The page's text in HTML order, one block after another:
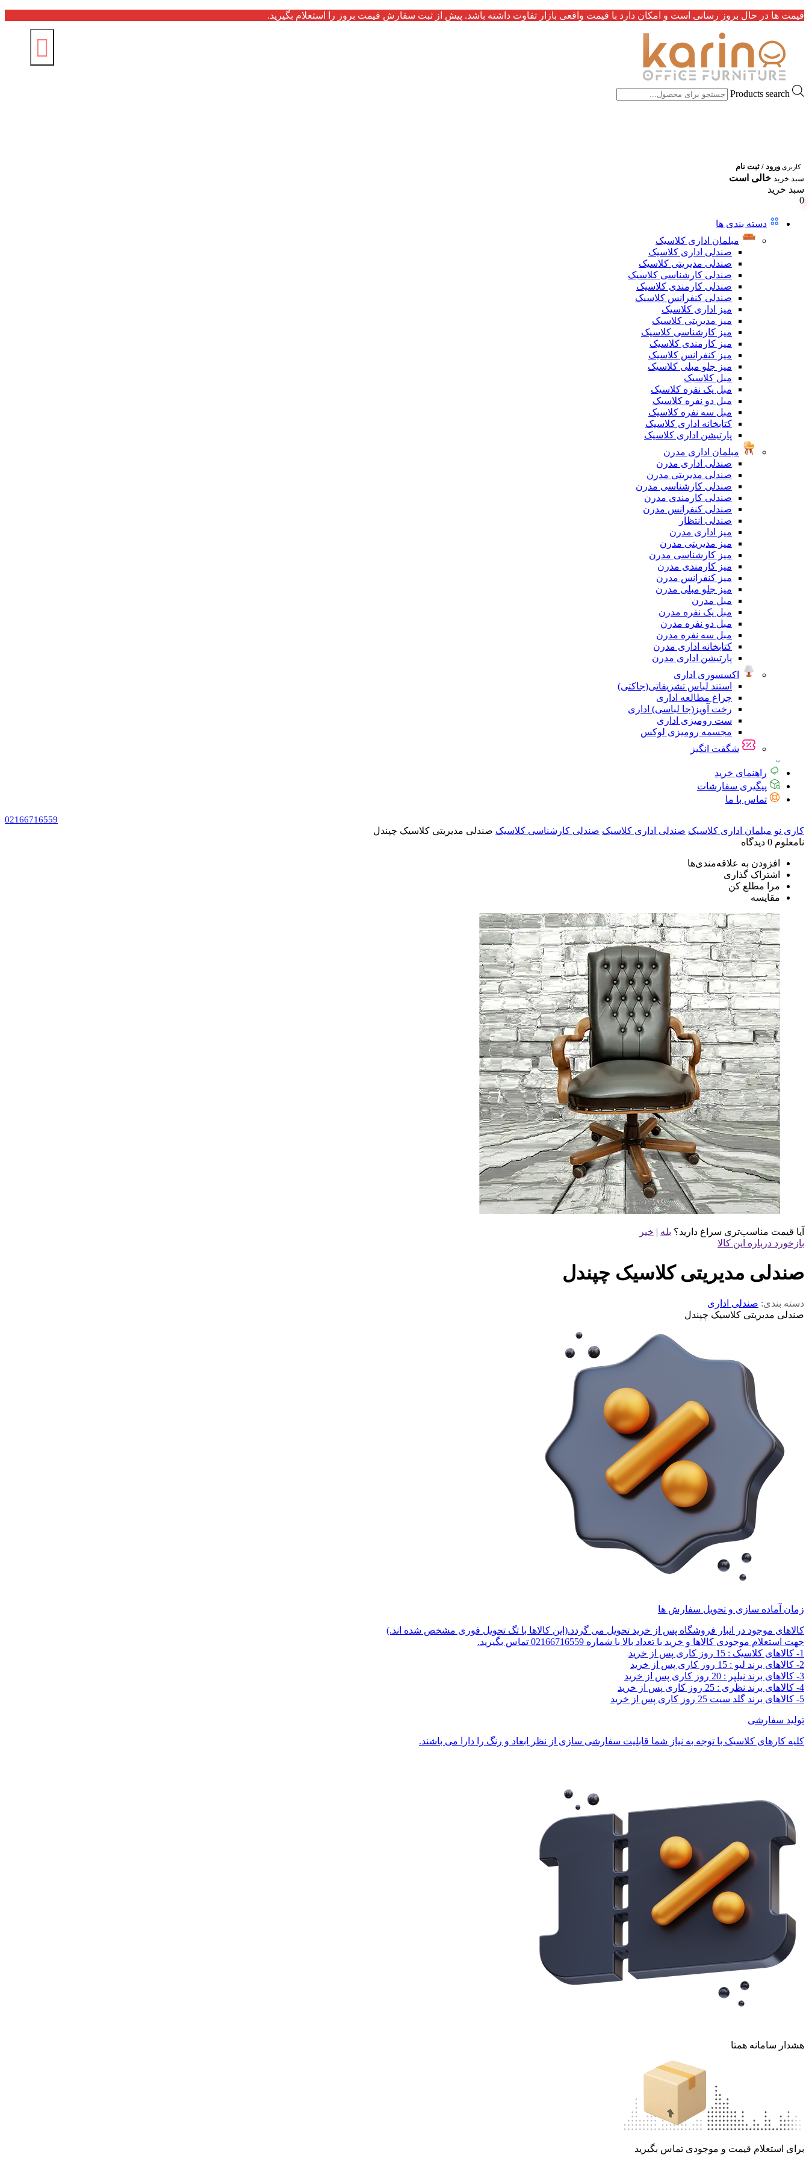
قیمت ها در حال بروز رسانی است و امکان دارد با قیمت واقعی بازار تفاوت داشته باشد. پیش از ثبت سفارش قیمت بروز را استعلام بگیرید.
Products search
کاربری ورود / ثبت نام
سبد خرید خالی است
سبد خرید
0
دسته بندی ها
مبلمان اداری کلاسیک
صندلی اداری کلاسیک
صندلی مدیریتی کلاسیک
صندلی کارشناسی کلاسیک
صندلی کارمندی کلاسیک
صندلی کنفرانس کلاسیک
میز اداری کلاسیک
میز مدیریتی کلاسیک
میز کارشناسی کلاسیک
میز کارمندی کلاسیک
میز کنفرانس کلاسیک
میز جلو مبلی کلاسیک
مبل کلاسیک
مبل یک نفره کلاسیک
مبل دو نفره کلاسیک
مبل سه نفره کلاسیک
کتابخانه اداری کلاسیک
پارتیشن اداری کلاسیک
مبلمان اداری مدرن
صندلی اداری مدرن
صندلی مدیریتی مدرن
صندلی کارشناسی مدرن
صندلی کارمندی مدرن
صندلی کنفرانس مدرن
صندلی انتظار
میز اداری مدرن
میز مدیریتی مدرن
میز کارشناسی مدرن
میز کارمندی مدرن
میز کنفرانس مدرن
میز جلو مبلی مدرن
مبل مدرن
مبل یک نفره مدرن
مبل دو نفره مدرن
مبل سه نفره مدرن
کتابخانه اداری مدرن
پارتیشن اداری مدرن
اکسسوری اداری
استند لباس تشریفاتی(جاکتی)
چراغ مطالعه اداری
رخت آویز(جا لباسی) اداری
ست رومیزی اداری
مجسمه رومیزی لوکس
شگفت انگیز
راهنمای خرید
پیگیری سفارشات
تماس با ما
02166716559
کاری نو مبلمان اداری کلاسیک صندلی اداری کلاسیک صندلی کارشناسی کلاسیک صندلی مدیریتی کلاسیک چپندل
نامعلوم 0 دیدگاه
افزودن به علاقه‌مندی‌ها
اشتراک گذاری
مرا مطلع کن
مقایسه
آیا قیمت مناسب‌تری سراغ دارید؟ بله | خیر
بازخورد درباره این کالا
صندلی مدیریتی کلاسیک چپندل
دسته بندی: صندلی اداری
صندلی مدیریتی کلاسیک چپندل
زمان آماده سازی و تحویل سفارش ها
کالاهای موجود در انبار فروشگاه پس از خرید تحویل می گردد.(این کالاها با تگ تحویل فوری مشخص شده اند.)
جهت استعلام موجودی کالاها و خرید با تعداد بالا با شماره 02166716559 تماس بگیرید.
1- کالاهای کلاسیک : 15 روز کاری پس از خرید
2- کالاهای برند لیو : 15 روز کاری پس از خرید
3- کالاهای برند نیلپر : 20 روز کاری پس از خرید
4- کالاهای برند نظری : 25 روز کاری پس از خرید
5- کالاهای برند گلد سیت 25 روز کاری پس از خرید
تولید سفارشی
کلیه کارهای کلاسیک با توجه به نیاز شما قابلیت سفارشی سازی از نظر ابعاد و رنگ را دارا می باشند.
هشدار سامانه همتا
برای استعلام قیمت و موجودی تماس بگیرید